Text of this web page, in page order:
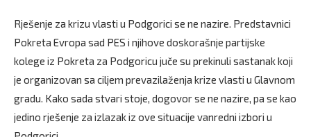
Rješenje za krizu vlasti u Podgorici se ne nazire. Predstavnici
Pokreta Evropa sad PES i njihove doskorašnje partijske
kolege iz Pokreta za Podgoricu juče su prekinuli sastanak koji
je organizovan sa ciljem prevazilaženja krize vlasti u Glavnom
gradu. Kako sada stvari stoje, dogovor se ne nazire, pa se kao
jedino rješenje za izlazak iz ove situacije vanredni izbori u